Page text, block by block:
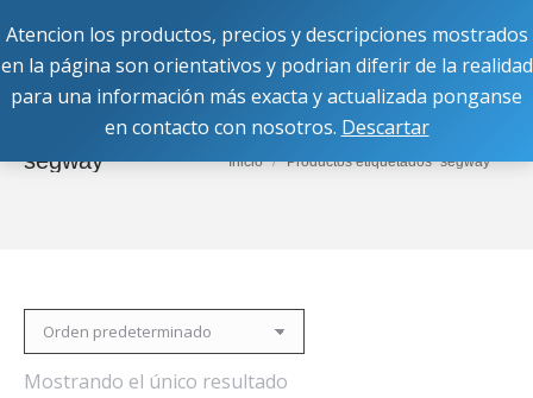
Buscar:
segway Estás aquí:
Inicio Productos etiquetados “segway”
Mostrando el único resultado
Atencion los productos, precios y descripciones mostrados
en la página son orientativos y podrian diferir de la realidad
para una información más exacta y actualizada ponganse
en contacto con nosotros. Descartar